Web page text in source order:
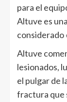
para el
Altuve es
considerado
Altuve
lesionados,
el pulgar de
fractura que